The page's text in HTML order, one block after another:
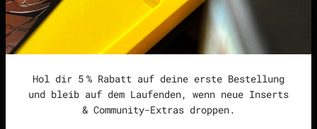
Hol dir 5 % Rabatt auf deine erste Bestellung
und bleib auf dem Laufenden, wenn neue Inserts
& Community-Extras droppen.
Allgemeine
Geschäftsbedingungen
Deutschland (EUR €) Deutsch